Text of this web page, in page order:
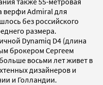
верфи Admiral для
без российского
размера.
Dynamiq D4 (длина
брокером Сергеем
восьми лет живет в
дизайнеров и
и Голландии.